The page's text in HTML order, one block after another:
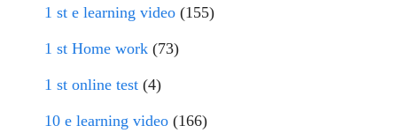
1 st e learning video (155)
1 st Home work (73)
1 st online test (4)
10 e learning video (166)